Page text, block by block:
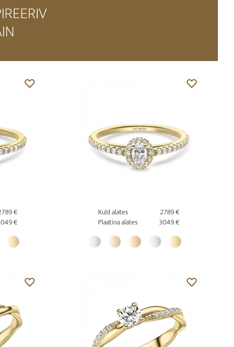
€
€
Kuld alates
2789 €
Plaatina alates
3049 €